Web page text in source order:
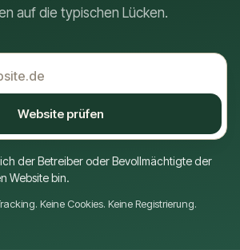
auf die typischen Lücken.
Website prüfen
der Betreiber oder Bevollmächtigte der
Website bin.
Keine Cookies. Keine Registrierung.